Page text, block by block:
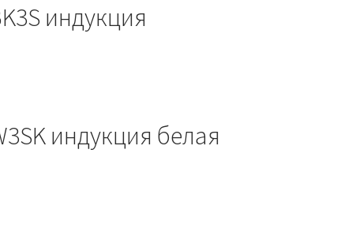
индукция
индукция белая